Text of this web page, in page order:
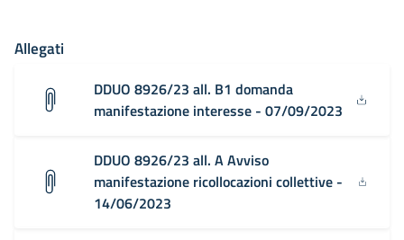
Allegati
DDUO 8926/23 all. B1 domanda
manifestazione interesse - 07/09/2023
DDUO 8926/23 all. A Avviso
manifestazione ricollocazioni collettive -
14/06/2023